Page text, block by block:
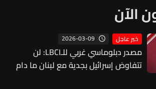
الآن
خبر عاجل 2026-03-09
مصدر دبلوماسي غربي للـLBCI: لن
تتفاوض إسرائيل بجدية مع لبنان ما دام